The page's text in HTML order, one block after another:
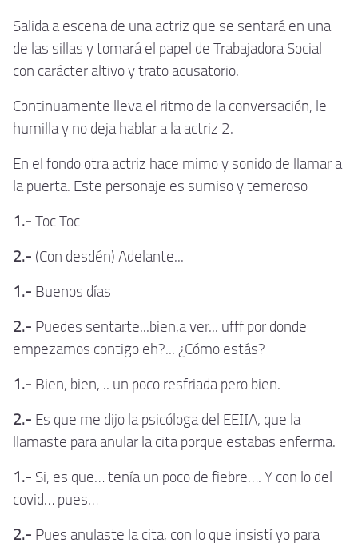
Salida a escena de una actriz que se sentará en una
de las sillas y tomará el papel de Trabajadora Social
con carácter altivo y trato acusatorio.
Continuamente lleva el ritmo de la conversación, le
humilla y no deja hablar a la actriz 2.
En el fondo otra actriz hace mimo y sonido de llamar a
la puerta. Este personaje es sumiso y temeroso
1.- Toc Toc
2.- (Con desdén) Adelante...
1.- Buenos días
2.- Puedes sentarte...bien,a ver... ufff por donde
empezamos contigo eh?... ¿Cómo estás?
1.- Bien, bien, .. un poco resfriada pero bien.
2.- Es que me dijo la psicóloga del EEIIA, que la
llamaste para anular la cita porque estabas enferma.
1.- Si, es que… tenía un poco de fiebre…. Y con lo del
covid… pues…
2.- Pues anulaste la cita, con lo que insistí yo para